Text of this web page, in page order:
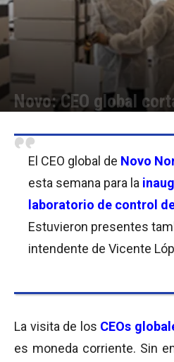
Novo: CEO global
El CEO global de Novo
esta semana para la
aboratorio de control
Estuvieron presentes
intendente de Vicente
La visita de los CEOs
es moneda corriente. Sin